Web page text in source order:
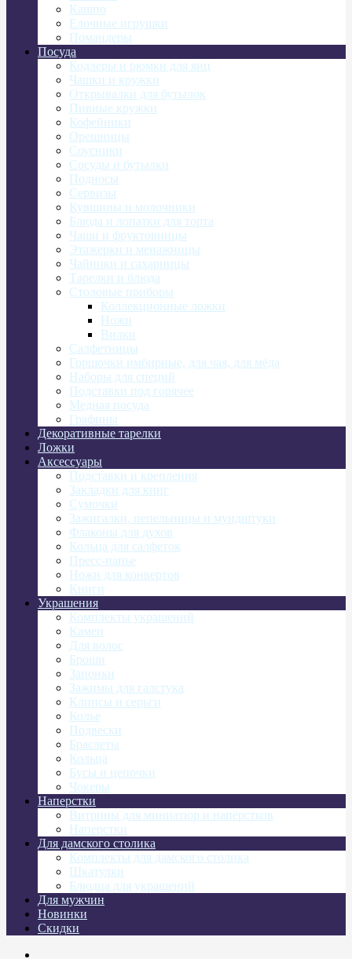
Кашпо
Елочные игрушки
Помандеры
Посуда
Кодлеры и рюмки для яиц
Чашки и кружки
Открывалки для бутылок
Пивные кружки
Кофейники
Орешницы
Соусники
Сосуды и бутылки
Подносы
Сервизы
Кувшины и молочники
Блюда и лопатки для торта
Чаши и фруктовницы
Этажерки и менажницы
Чайники и сахарницы
Тарелки и блюда
Столовые приборы
Коллекционные ложки
Ножи
Вилки
Салфетницы
Горшочки имбирные, для чая, для мёда
Наборы для специй
Подставки под горячее
Медная посуда
Графины
Декоративные тарелки
Ложки
Аксессуары
Подставки и крепления
Закладки для книг
Сумочки
Зажигалки, пепельницы и мундштуки
Флаконы для духов
Кольца для салфеток
Пресс-папье
Ножи для конвертов
Книги
Украшения
Комплекты украшений
Камеи
Для волос
Броши
Запонки
Зажимы для галстука
Клипсы и серьги
Колье
Подвески
Браслеты
Кольца
Бусы и цепочки
Чокеры
Наперстки
Витрины для миниатюр и напёрстков
Наперстки
Для дамского столика
Комплекты для дамского столика
Шкатулки
Блюдца для украшений
Для мужчин
Новинки
Скидки